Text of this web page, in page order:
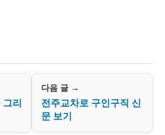
리
다음 글 →
전주교차로 구인구직 신
문 보기